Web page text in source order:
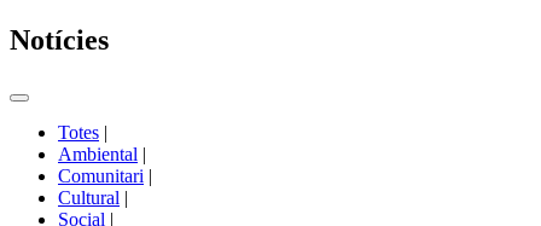
Notícies
Commutador
portals
Totes |
Ambiental |
Comunitari |
Cultural |
Social |